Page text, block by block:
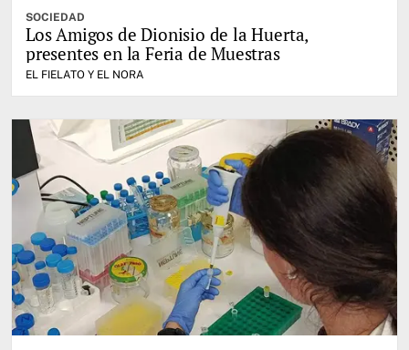
SOCIEDAD
Los Amigos de Dionisio de la Huerta,
presentes en la Feria de Muestras
EL FIELATO Y EL NORA